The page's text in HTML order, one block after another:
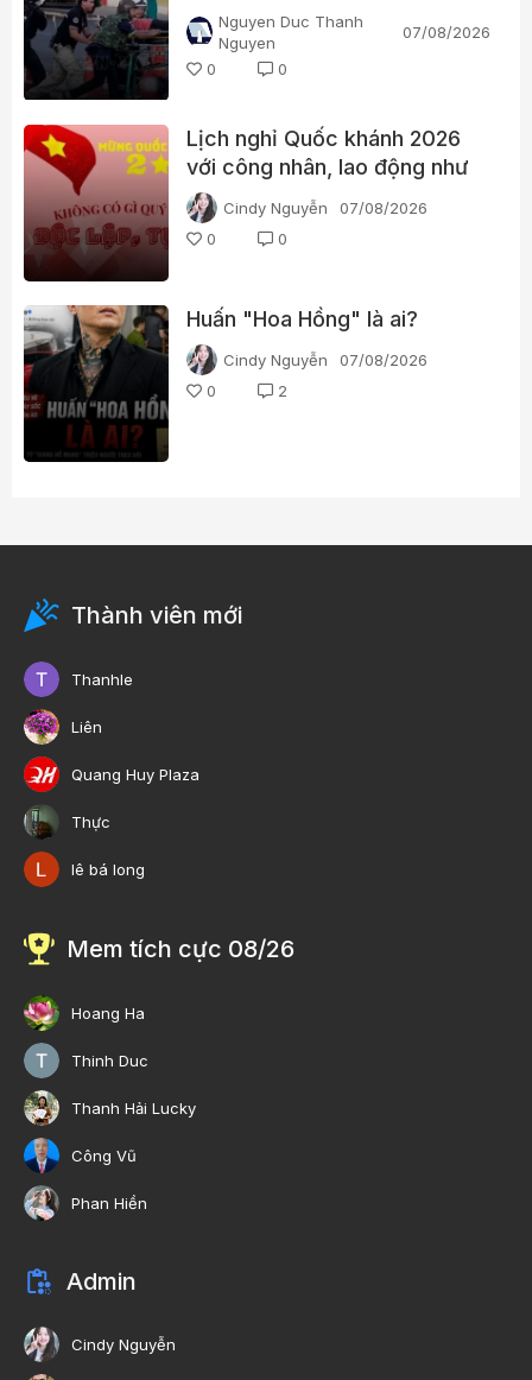
người bị thương
Nguyen Duc Thanh
Nguyen
07/08/2026
0
0
Lịch nghỉ Quốc khánh 2026
với công nhân, lao động như
thế nào?Cindy Nguyễn
07/08/2026
0
0
Huấn "Hoa Hồng" là ai?
Cindy Nguyễn
07/08/2026
0
2
Thành viên mới
Thanhle
Liên
Quang Huy Plaza
Thực
lê bá long
Mem tích cực 08/26
Hoang Ha
Thinh Duc
Thanh Hải Lucky
Công Vũ
Phan Hiền
Admin
Cindy Nguyễn